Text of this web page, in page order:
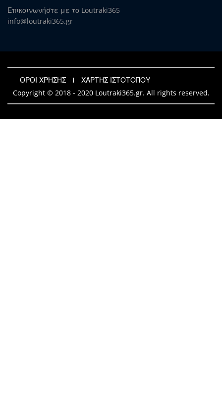
Επικοινωνήστε με το Loutraki365
info@loutraki365.gr
ΟΡΟΙ ΧΡΗΣΗΣ
ΧΑΡΤΗΣ ΙΣΤΟΤΟΠΟΥ
Copyright © 2018 - 2020 Loutraki365.gr. All rights reserved.